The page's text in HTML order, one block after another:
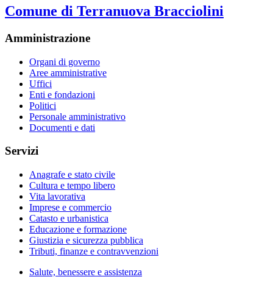
Comune di Terranuova Bracciolini
Amministrazione
Organi di governo
Aree amministrative
Uffici
Enti e fondazioni
Politici
Personale amministrativo
Documenti e dati
Servizi
Anagrafe e stato civile
Cultura e tempo libero
Vita lavorativa
Imprese e commercio
Catasto e urbanistica
Educazione e formazione
Giustizia e sicurezza pubblica
Tributi, finanze e contravvenzioni
Salute, benessere e assistenza